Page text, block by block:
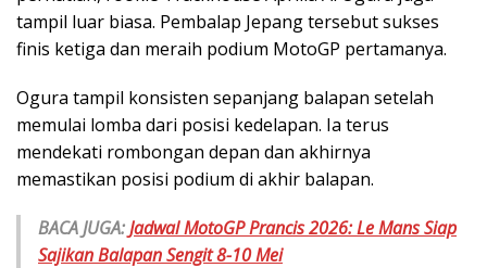
tampil luar biasa. Pembalap Jepang tersebut sukses
finis ketiga dan meraih podium MotoGP pertamanya.
Ogura tampil konsisten sepanjang balapan setelah
memulai lomba dari posisi kedelapan. Ia terus
mendekati rombongan depan dan akhirnya
memastikan posisi podium di akhir balapan.
BACA JUGA:Jadwal MotoGP Prancis 2026: Le Mans Siap
Sajikan Balapan Sengit 8-10 Mei